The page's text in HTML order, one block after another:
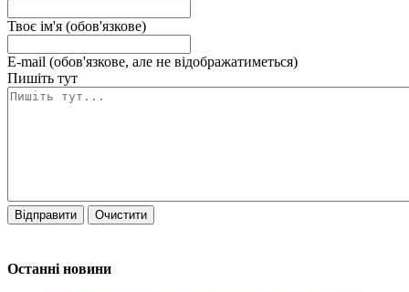
Твоє ім'я (обов'язкове)
E-mail (обов'язкове, але не відображатиметься)
Пишіть тут
Відправити Очистити
Останні новини